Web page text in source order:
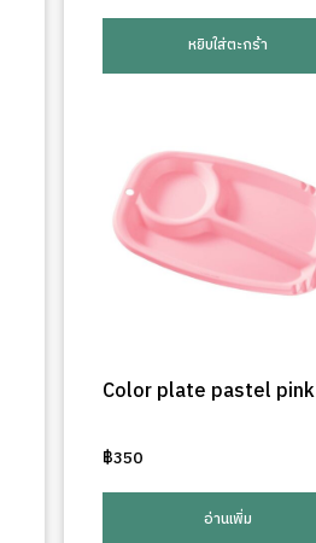
หยิบใส่ตะกร้า
Color plate pastel pink
฿350
อ่านเพิ่ม